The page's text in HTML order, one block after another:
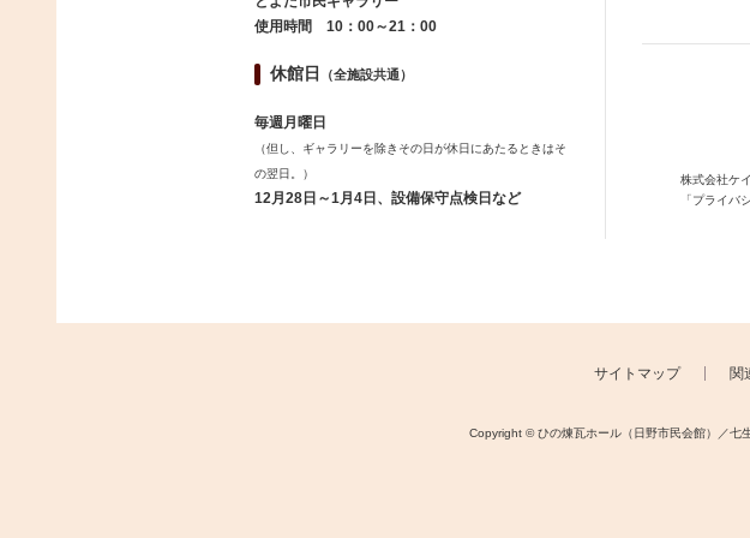
使用時間 10：00～21：00
休館日 （全施設共通）
毎週月曜日
（但し、ギャラリーを除きその日が休日にあたるときはそ
の翌日。）
12月28日～1月4日、設備保守点検日など
株式会社ケ
「プライバ
サイトマップ 関
Copyright © ひの煉瓦ホール（日野市民会館）／七